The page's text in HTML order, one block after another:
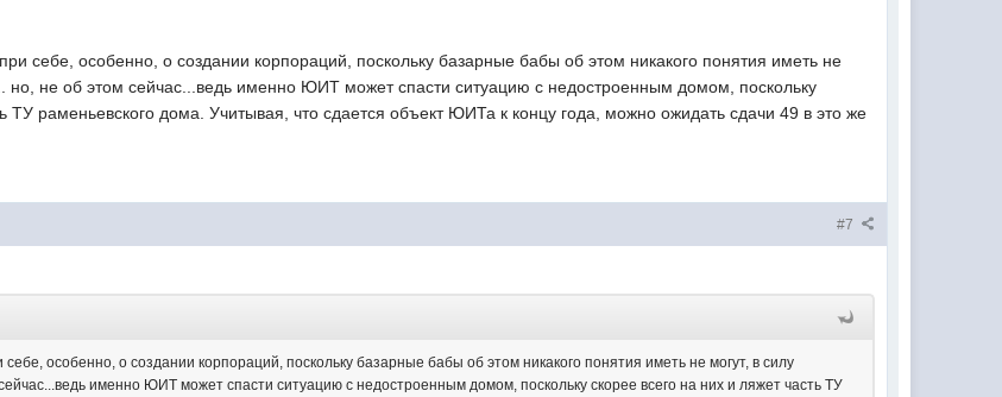
себе, особенно, о создании корпораций, поскольку базарные бабы об этом никакого понятия иметь не
но, не об этом сейчас...ведь именно ЮИТ может спасти ситуацию с недостроенным домом, поскольку
ТУ раменьевского дома. Учитывая, что сдается объект ЮИТа к концу года, можно ожидать сдачи 49 в это же
#7
особенно, о создании корпораций, поскольку базарные бабы об этом никакого понятия иметь не могут, в силу
именно ЮИТ может спасти ситуацию с недостроенным домом, поскольку скорее всего на них и ляжет часть ТУ